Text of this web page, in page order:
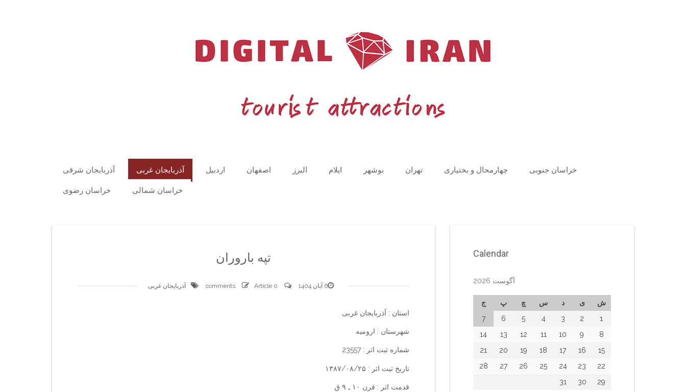
آذربایجان شرقی آذربایجان غربی اردبیل اصفهان البرز ایلام بوشهر تهران چهارمحال و بختیاری خراسان جنوبی
خراسان رضوی خراسان شمالی
تپه باروران
6 آبان 1404 0 comments
Article آذربایجان غربی
استان : آذربایجان غربی
شهرستان : ارومیه
شماره ثبت اثر : 23557
تاریخ ثبت اثر : ۱۳۸۷/۰۸/۲۵
قدمت اثر : قرن ۱۰ ـ ۹ ق
Calendar
آگوست 2026
ش ی د س چ پ
ج
1
2
3
4
5
6
7
8
9
10
11
12
13
14
15
16
17
18
19
20
21
22
23
24
25
26
27
28
29
30
31